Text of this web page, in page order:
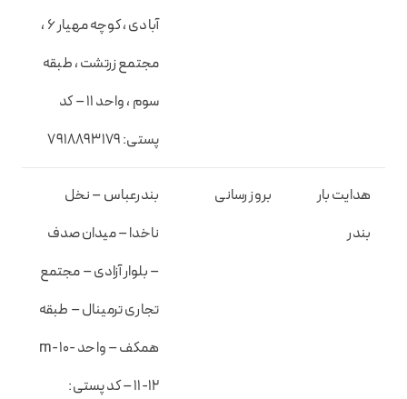
آبادی ، کوچه مهیار ۶ ،
مجتمع زرتشت ، طبقه
سوم ، واحد ۱۱ – کد
پستی: ۷۹۱۸۸۹۳۱۷۹
هدایت بار
بندر
بروز رسانی
بندرعباس – نخل
ناخدا – میدان صدف
– بلوار آزادی – مجتمع
تجاری ترمینال – طبقه
همکف – واحد m-10-
11-12 – کد پستی: